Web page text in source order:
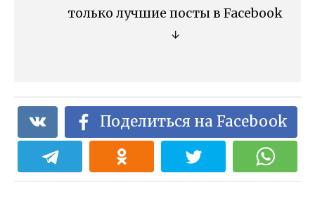
только лучшие посты в Facebook
↓
Поделиться на Facebook